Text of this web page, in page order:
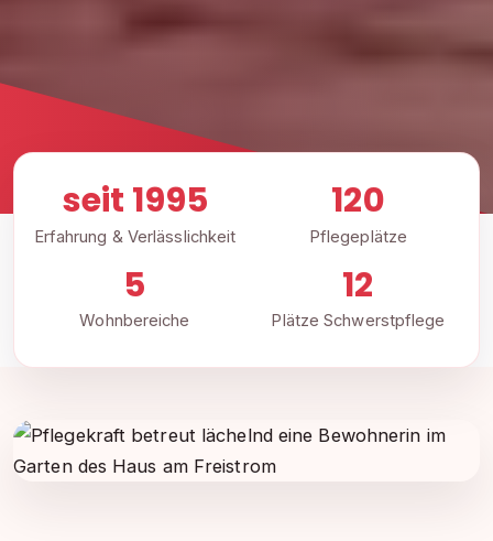
seit 1995
Erfahrung & Verlässlichkeit
120
Pflegeplätze
5
Wohnbereiche
12
Plätze Schwerstpflege